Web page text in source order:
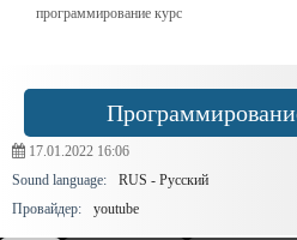
программирование курс
17.01.2022 16:06
Sound language:
RUS - Русский
Провайдер:
youtube